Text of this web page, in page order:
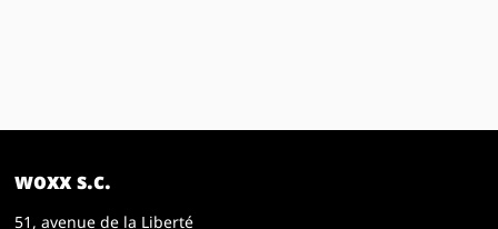
woxx s.c.
51, avenue de la Liberté